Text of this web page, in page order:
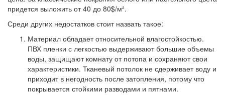
придется выложить от 40 до 80$/м².
Среди других недостатков стоит назвать такое:
Материал обладает относительной влагостойкостью.
ПВХ пленки с легкостью выдерживают большие объемы
воды, защищают комнату от потопа и сохраняют свои
характеристики. Тканевый потолок не сдерживает воду и
приходит в негодность после затопления, потому что
покрывается стойкими разводами и пятнами.